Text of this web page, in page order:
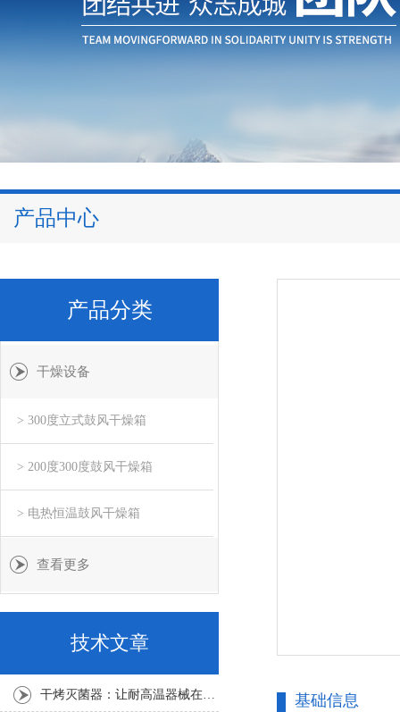
产品中心
基础信息
产品分类
干燥设备
> 300度立式鼓风干燥箱
> 200度300度鼓风干燥箱
> 电热恒温鼓风干燥箱
查看更多
技术文章
干烤灭菌器：让耐高温器械在无水高温中重获无菌新生